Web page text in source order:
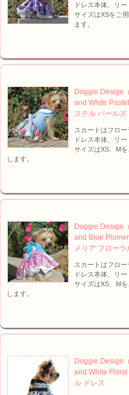
ドレス本体、リ
サイズはXSをご
ます。
Doggie Design
and White
ステル パールズ
スカートはフロー
ドレス本体、リ
サイズはXS、M
します。
Doggie Design
and Blue
メリア フローラ
スカートはフロー
ドレス本体、リ
サイズはXS、M
します。
Doggie Design
and White
ル ドレス